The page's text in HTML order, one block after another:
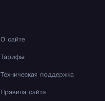
О сайте
Тарифы
Техническая поддержка
Правила сайта